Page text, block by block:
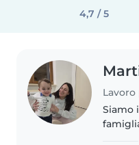
4,7 / 5
Siamo